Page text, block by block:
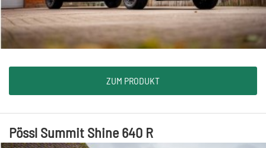
ZUM PRODUKT
Pössl Summit Shine 640 R